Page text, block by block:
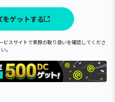
をゲットする
スサイトで実際の取り扱いを確認してくださ
い。